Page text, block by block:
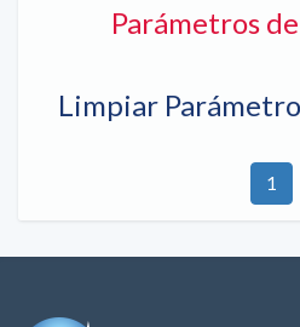
Parámetros
Limpiar
1